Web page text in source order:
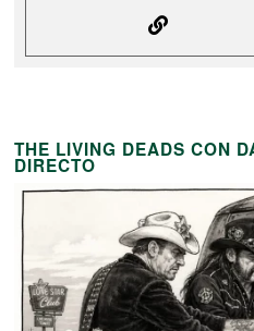
THE LIVING DEADS CON
DIRECTO